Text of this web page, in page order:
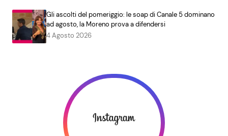
Gli ascolti del pomeriggio: le soap di Canale 5 dominano
ad agosto, la Moreno prova a difendersi
4 Agosto 2026